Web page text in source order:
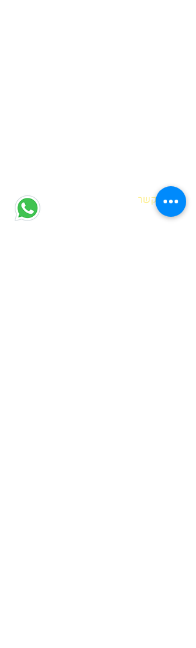
| צרו קשר
הדס אופיר